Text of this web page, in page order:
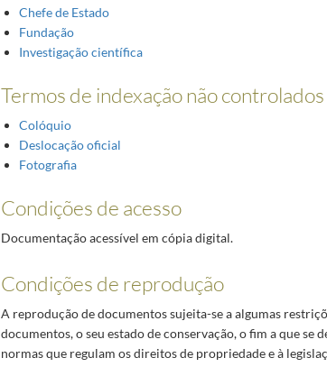
Chefe de Estado
Fundação
Investigação científica
Termos de indexação não controlados
Colóquio
Deslocação oficial
Fotografia
Condições de acesso
Documentação acessível em cópia digital.
Condições de reprodução
A reprodução de documentos sujeita-se a algumas
documentos, o seu estado de conservação, o fim a que se
normas que regulam os direitos de propriedade e à